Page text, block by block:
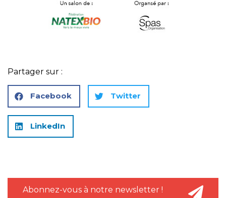
Partager sur :
Facebook Twitter
LinkedIn
Abonnez-vous à notre newsletter !